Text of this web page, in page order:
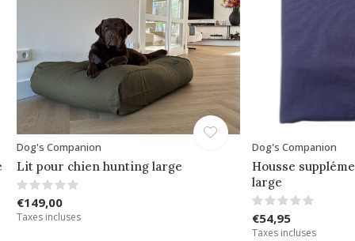
Dog's Companion
Lit pour chien hunting large
€149,00
Taxes incluses
Dog's Companion
Housse
large
€54,95
Taxes incluses